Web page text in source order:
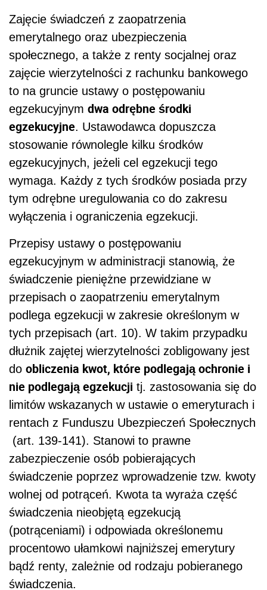
Zajęcie świadczeń z zaopatrzenia
emerytalnego oraz ubezpieczenia
społecznego, a także z renty socjalnej oraz
zajęcie wierzytelności z rachunku bankowego
to na gruncie ustawy o postępowaniu
egzekucyjnym dwa odrębne środki
egzekucyjne. Ustawodawca dopuszcza
stosowanie równolegle kilku środków
egzekucyjnych, jeżeli cel egzekucji tego
wymaga. Każdy z tych środków posiada przy
tym odrębne uregulowania co do zakresu
wyłączenia i ograniczenia egzekucji.
Przepisy ustawy o postępowaniu
egzekucyjnym w administracji stanowią, że
świadczenie pieniężne przewidziane w
przepisach o zaopatrzeniu emerytalnym
podlega egzekucji w zakresie określonym w
tych przepisach (art. 10). W takim przypadku
dłużnik zajętej wierzytelności zobligowany jest
do obliczenia kwot, które podlegają ochronie i
nie podlegają egzekucji tj. zastosowania się do
limitów wskazanych w ustawie o emeryturach i
rentach z Funduszu Ubezpieczeń Społecznych
(art. 139-141). Stanowi to prawne
zabezpieczenie osób pobierających
świadczenie poprzez wprowadzenie tzw. kwoty
wolnej od potrąceń. Kwota ta wyraża część
świadczenia nieobjętą egzekucją
(potrąceniami) i odpowiada określonemu
procentowo ułamkowi najniższej emerytury
bądź renty, zależnie od rodzaju pobieranego
świadczenia.